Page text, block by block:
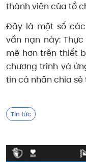
thành viên của tổ
Đây là một số
vấn nạn này:
mẽ hơn trên thiết
chương trình và
tin cá nhân chia sẻ
Tin tức